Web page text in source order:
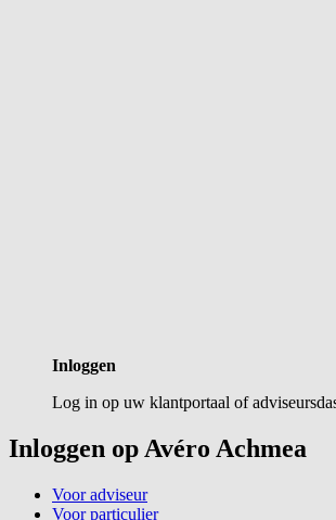
Inloggen
Log in op uw klantportaal of
Inloggen op Avéro Achmea
Voor adviseur
Voor particulier